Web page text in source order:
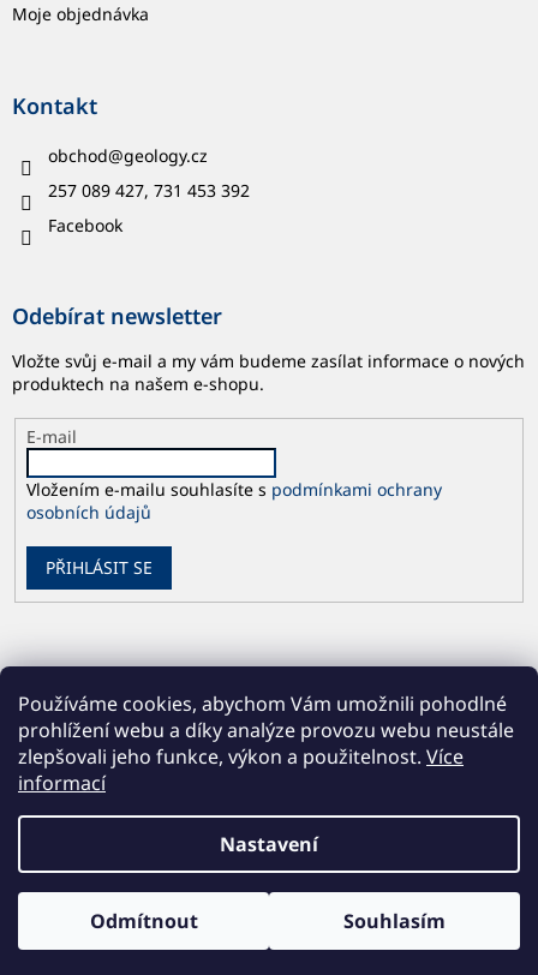
Používáme cookies, abychom Vám umožnili pohodlné
prohlížení webu a díky analýze provozu webu neustále
zlepšovali jeho funkce, výkon a použitelnost. Více
informací
Nastavení
Odmítnout Souhlasím
Moje objednávka
Kontakt
obchod@geology.cz
257 089 427, 731 453 392
Facebook
Odebírat newsletter
Vložte svůj e-mail a my vám budeme zasílat informace o nových
produktech na našem e-shopu.
E-mail
Vložením e-mailu souhlasíte s podmínkami ochrany
osobních údajů
PŘIHLÁSIT SE
Copyright 2026Česká geologická služba. Všechna práva
vyhrazena.
Upravit nastavení cookies